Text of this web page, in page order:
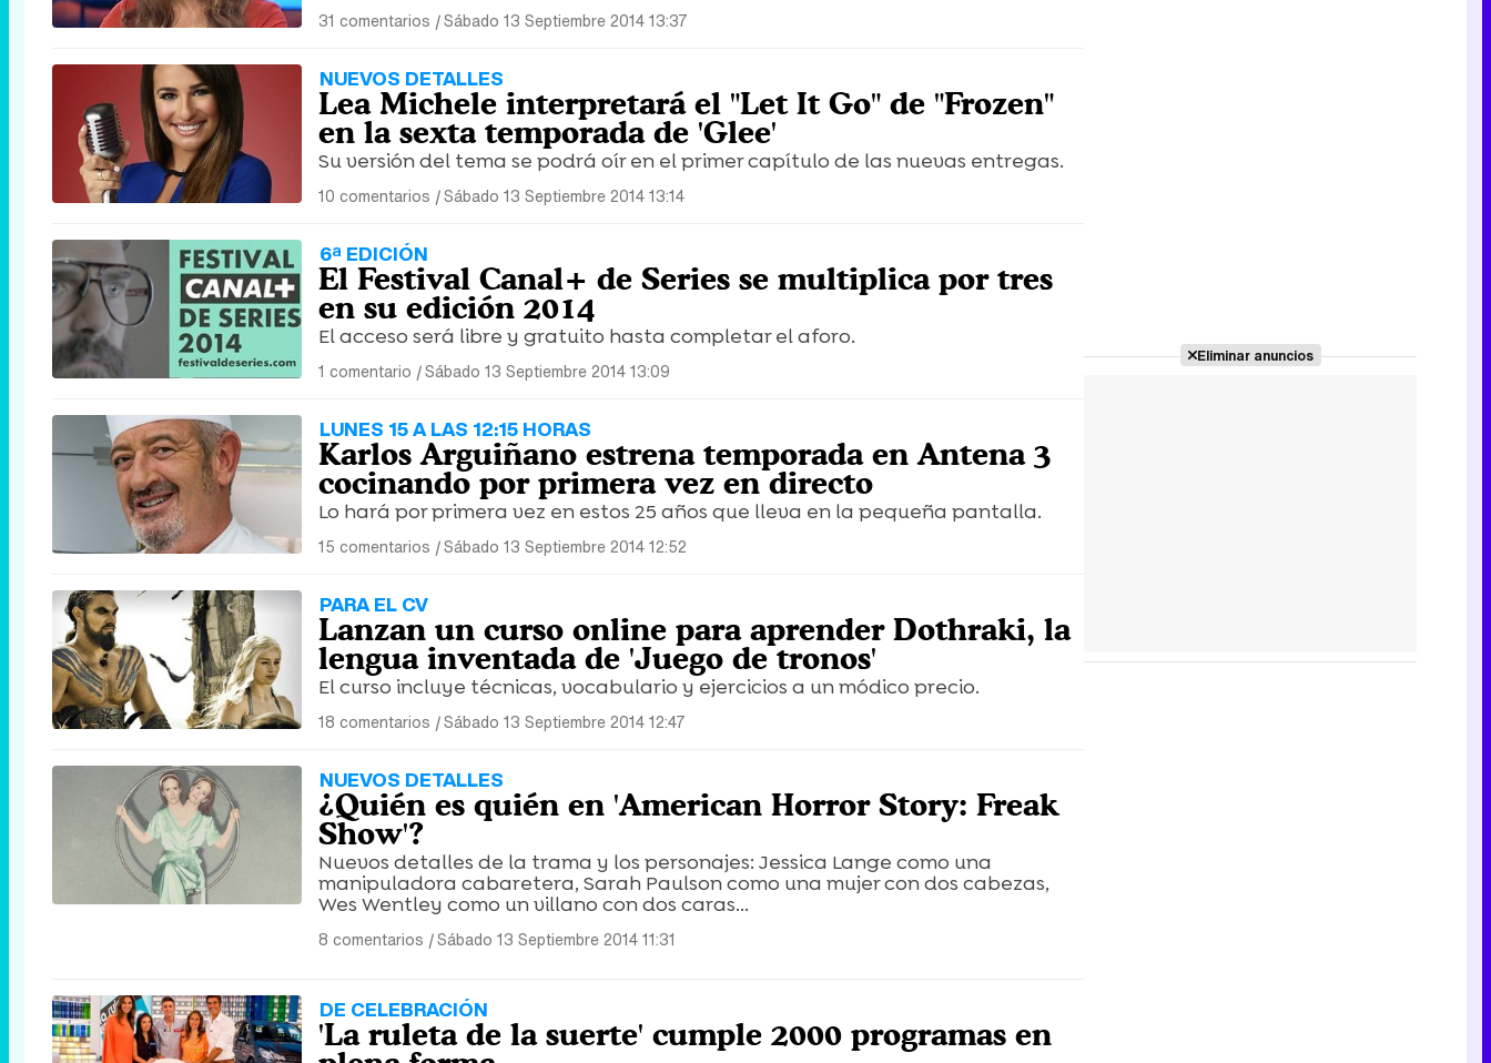
31 comentarios |Sábado 13 Septiembre 2014 13:37
NUEVOS DETALLES
Lea Michele interpretará el "Let It Go" de "Frozen"
en la sexta temporada de 'Glee'
Su versión del tema se podrá oír en el primer capítulo de las nuevas entregas.
10 comentarios |Sábado 13 Septiembre 2014 13:14
6ª EDICIÓN
El Festival Canal+ de Series se multiplica por tres
en su edición 2014
El acceso será libre y gratuito hasta completar el aforo.
1 comentario |Sábado 13 Septiembre 2014 13:09
LUNES 15 A LAS 12:15 HORAS
Karlos Arguiñano estrena temporada en Antena 3
cocinando por primera vez en directo
Lo hará por primera vez en estos 25 años que lleva en la pequeña pantalla.
15 comentarios |Sábado 13 Septiembre 2014 12:52
PARA EL CV
Lanzan un curso online para aprender Dothraki, la
lengua inventada de 'Juego de tronos'
El curso incluye técnicas, vocabulario y ejercicios a un módico precio.
18 comentarios |Sábado 13 Septiembre 2014 12:47
NUEVOS DETALLES
¿Quién es quién en 'American Horror Story: Freak
Show'?
Nuevos detalles de la trama y los personajes: Jessica Lange como una
manipuladora cabaretera, Sarah Paulson como una mujer con dos cabezas,
Wes Wentley como un villano con dos caras...
8 comentarios |Sábado 13 Septiembre 2014 11:31
DE CELEBRACIÓN
'La ruleta de la suerte' cumple 2000 programas en
Eliminar anuncios